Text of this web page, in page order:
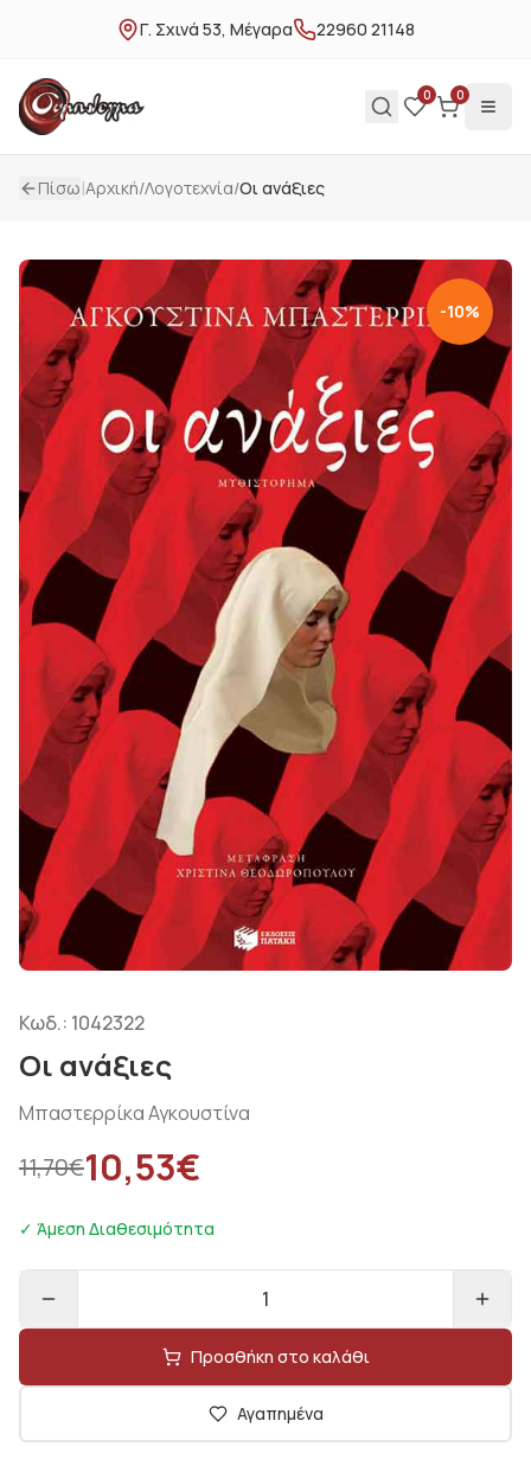
Γ. Σχινά 53, Μέγαρα 22960 21148
0 0
Πίσω|Αρχική/Λογοτεχνία/Οι ανάξιες
-10%
Κωδ.: 1042322
Οι ανάξιες
Μπαστερρίκα Αγκουστίνα
11,70€10,53€
✓ Άμεση Διαθεσιμότητα
1
Προσθήκη στο καλάθι
Αγαπημένα